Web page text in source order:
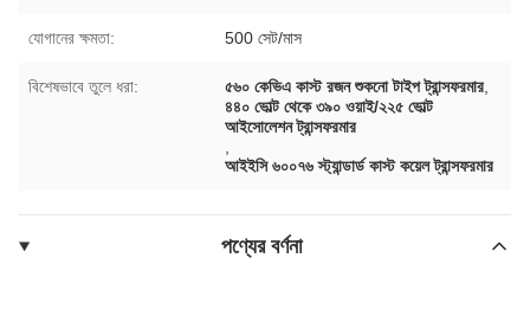
যোগানের ক্ষমতা: 500 সেট/মাস
বিশেষভাবে তুলে ধরা: ৫৬০ কেভিএ কাস্ট রজন শুকনো টাইপ ট্রান্সফরমার
৪৪০ ভোল্ট থেকে ৩৯০ ওয়াই/২২৫ ভোল্ট
আইসোলেশন ট্রান্সফরমার
আইইসি ৬০০৭৬ স্ট্যান্ডার্ড কাস্ট কয়েল ট্রান্সফরমার
পণ্যের বর্ণনা